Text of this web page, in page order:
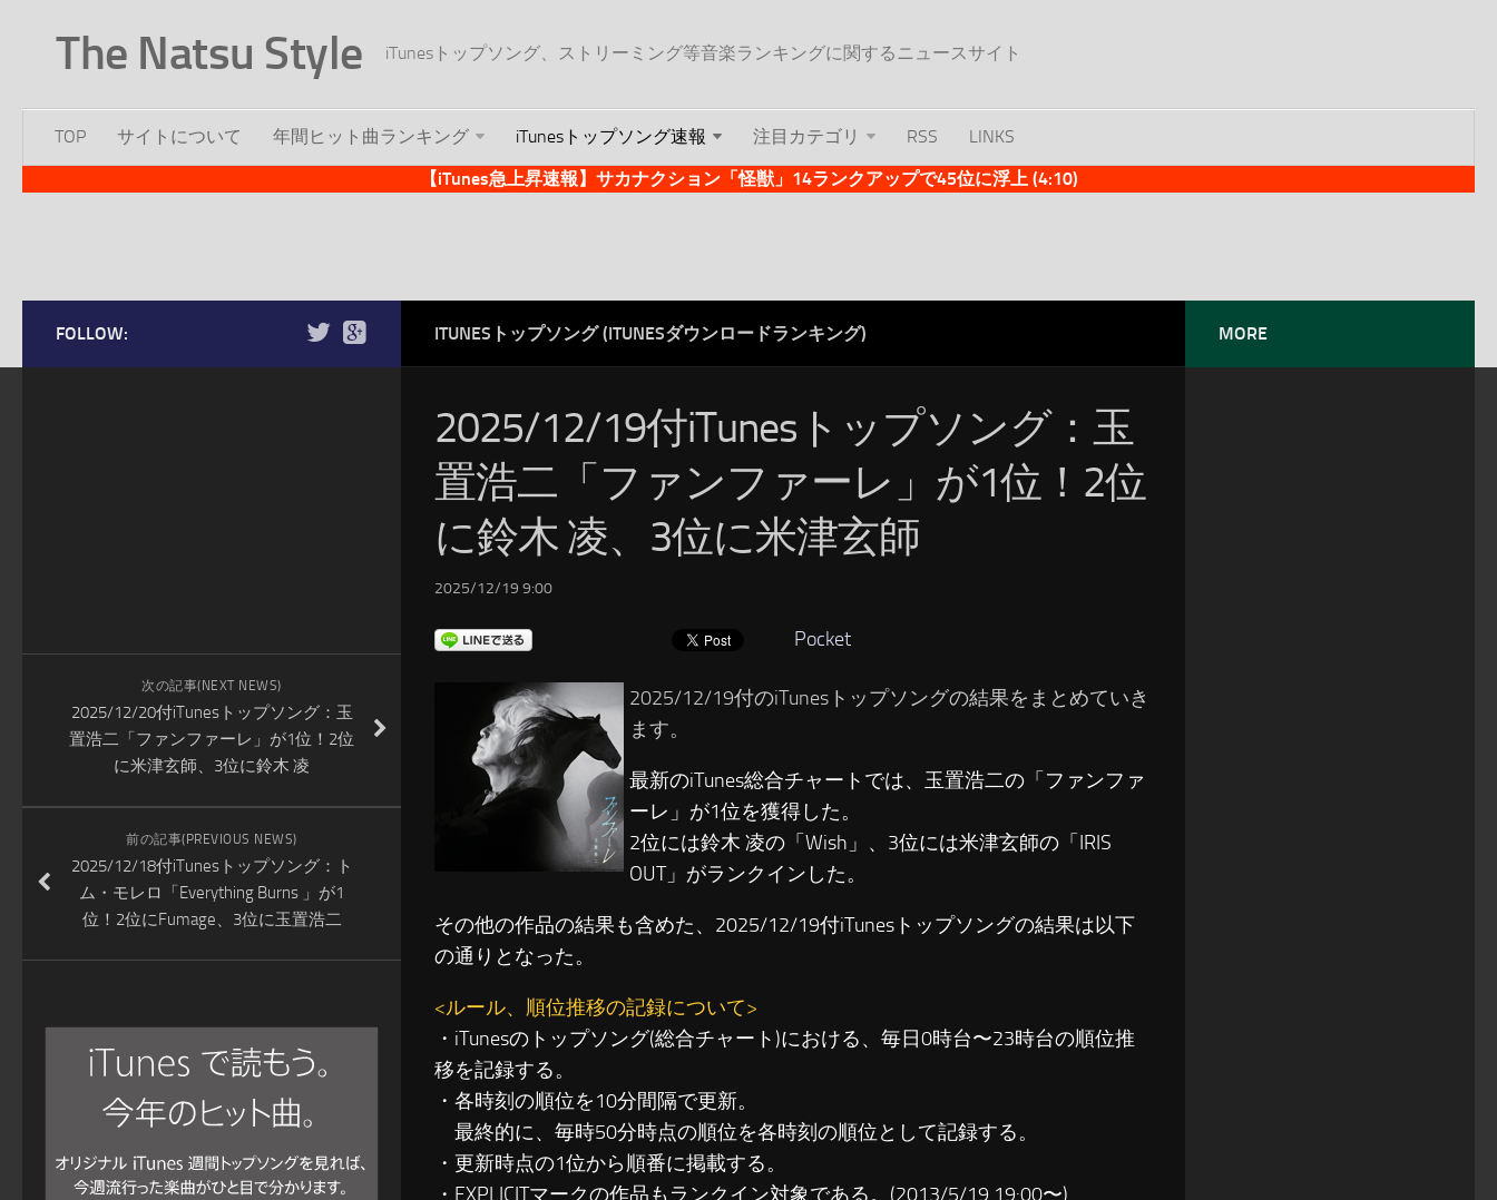
The Natsu Style iTunesトップソング、ストリーミング等音楽ランキングに関するニュースサイト
TOP サイトについて 年間ヒット曲ランキング iTunesトップソング速報 注目カテゴリ RSS
LINKS
【iTunes急上昇速報】サカナクション「怪獣」14ランクアップで45位に浮上 (4:10)
ITUNESトップソング (ITUNESダウンロードランキング)
2025/12/19付iTunesトップソング：玉
置浩二「ファンファーレ」が1位！2位
に鈴木 凌、3位に米津玄師
2025/12/19 9:00
Pocket
2025/12/19付のiTunesトップソングの結果をまとめていき
ます。
最新のiTunes総合チャートでは、玉置浩二の「ファンファ
ーレ」が1位を獲得した。
2位には鈴木 凌の「Wish」、3位には米津玄師の「IRIS
OUT」がランクインした。
その他の作品の結果も含めた、2025/12/19付iTunesトップソングの結果は以下
の通りとなった。
<ルール、順位推移の記録について>
・iTunesのトップソング(総合チャート)における、毎日0時台〜23時台の順位推
移を記録する。
・各時刻の順位を10分間隔で更新。
最終的に、毎時50分時点の順位を各時刻の順位として記録する。
・更新時点の1位から順番に掲載する。
・EXPLICITマークの作品もランクイン対象である。(2013/5/19 19:00〜)
FOLLOW:
次の記事(NEXT NEWS)
2025/12/20付iTunesトップソング：玉
置浩二「ファンファーレ」が1位！2位
に米津玄師、3位に鈴木 凌
前の記事(PREVIOUS NEWS)
2025/12/18付iTunesトップソング：ト
ム・モレロ「Everything Burns 」が1
位！2位にFumage、3位に玉置浩二
MORE